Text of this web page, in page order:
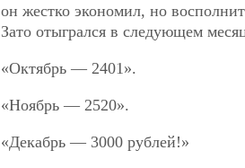
он жестко экономил, но
Зато отыгрался в следующем
«Октябрь — 2401».
«Ноябрь — 2520».
«Декабрь — 3000 рублей!»